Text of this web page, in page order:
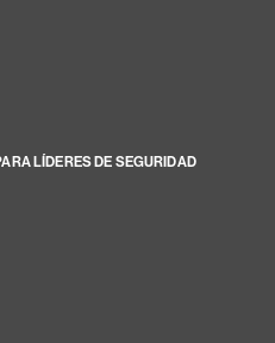
LÍDERES DE SEGURIDAD